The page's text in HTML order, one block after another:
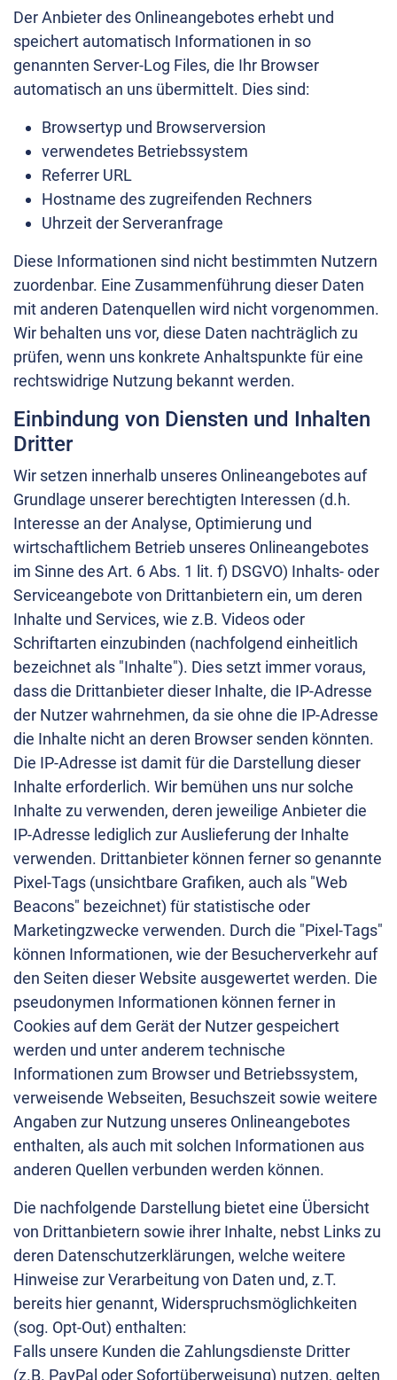
Der Anbieter des Onlineangebotes erhebt und
speichert automatisch Informationen in so
genannten Server-Log Files, die Ihr Browser
automatisch an uns übermittelt. Dies sind:
Browsertyp und Browserversion
verwendetes Betriebssystem
Referrer URL
Hostname des zugreifenden Rechners
Uhrzeit der Serveranfrage
Diese Informationen sind nicht bestimmten Nutzern
zuordenbar. Eine Zusammenführung dieser Daten
mit anderen Datenquellen wird nicht vorgenommen.
Wir behalten uns vor, diese Daten nachträglich zu
prüfen, wenn uns konkrete Anhaltspunkte für eine
rechtswidrige Nutzung bekannt werden.
Einbindung von Diensten und Inhalten
Dritter
Wir setzen innerhalb unseres Onlineangebotes auf
Grundlage unserer berechtigten Interessen (d.h.
Interesse an der Analyse, Optimierung und
wirtschaftlichem Betrieb unseres Onlineangebotes
im Sinne des Art. 6 Abs. 1 lit. f) DSGVO) Inhalts- oder
Serviceangebote von Drittanbietern ein, um deren
Inhalte und Services, wie z.B. Videos oder
Schriftarten einzubinden (nachfolgend einheitlich
bezeichnet als "Inhalte"). Dies setzt immer voraus,
dass die Drittanbieter dieser Inhalte, die IP-Adresse
der Nutzer wahrnehmen, da sie ohne die IP-Adresse
die Inhalte nicht an deren Browser senden könnten.
Die IP-Adresse ist damit für die Darstellung dieser
Inhalte erforderlich. Wir bemühen uns nur solche
Inhalte zu verwenden, deren jeweilige Anbieter die
IP-Adresse lediglich zur Auslieferung der Inhalte
verwenden. Drittanbieter können ferner so genannte
Pixel-Tags (unsichtbare Grafiken, auch als "Web
Beacons" bezeichnet) für statistische oder
Marketingzwecke verwenden. Durch die "Pixel-Tags"
können Informationen, wie der Besucherverkehr auf
den Seiten dieser Website ausgewertet werden. Die
pseudonymen Informationen können ferner in
Cookies auf dem Gerät der Nutzer gespeichert
werden und unter anderem technische
Informationen zum Browser und Betriebssystem,
verweisende Webseiten, Besuchszeit sowie weitere
Angaben zur Nutzung unseres Onlineangebotes
enthalten, als auch mit solchen Informationen aus
anderen Quellen verbunden werden können.
Die nachfolgende Darstellung bietet eine Übersicht
von Drittanbietern sowie ihrer Inhalte, nebst Links zu
deren Datenschutzerklärungen, welche weitere
Hinweise zur Verarbeitung von Daten und, z.T.
bereits hier genannt, Widerspruchsmöglichkeiten
(sog. Opt-Out) enthalten:
Falls unsere Kunden die Zahlungsdienste Dritter
(z.B. PayPal oder Sofortüberweisung) nutzen, gelten